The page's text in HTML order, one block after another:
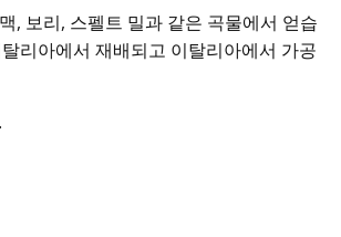
, 보리, 스펠트 밀과 같은 곡물에서 얻습
리아에서 재배되고 이탈리아에서 가공